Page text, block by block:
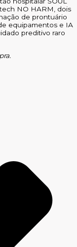
NO HARM, dois
de prontuário
equipamentos e IA
preditivo raro